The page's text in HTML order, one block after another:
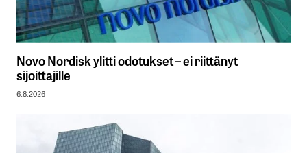
Novo Nordisk ylitti odotukset – ei riittänyt
sijoittajille
6.8.2026